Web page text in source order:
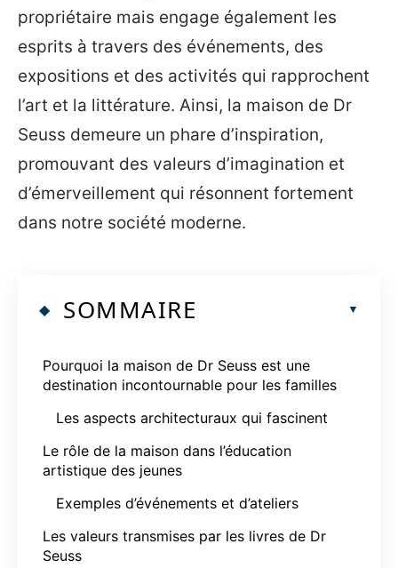
propriétaire mais engage également les
esprits à travers des événements, des
expositions et des activités qui rapprochent
l’art et la littérature. Ainsi, la maison de Dr
Seuss demeure un phare d’inspiration,
promouvant des valeurs d’imagination et
d’émerveillement qui résonnent fortement
dans notre société moderne.
SOMMAIRE
Pourquoi la maison de Dr Seuss est une
destination incontournable pour les familles
Les aspects architecturaux qui fascinent
Le rôle de la maison dans l’éducation
artistique des jeunes
Exemples d’événements et d’ateliers
Les valeurs transmises par les livres de Dr
Seuss